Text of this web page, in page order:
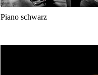
Piano schwarz